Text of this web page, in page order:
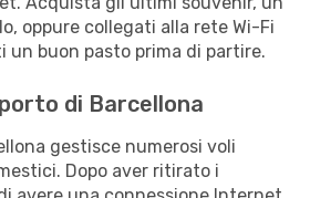
oppure collegati alla rete Wi-Fi
buon pasto prima di partire.
di Barcellona
gestisce numerosi voli
Dopo aver ritirato i